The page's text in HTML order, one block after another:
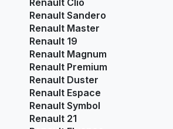
Renault Sandero
Renault Master
Renault 19
Renault Magnum
Renault Premium
Renault Duster
Renault Espace
Renault Symbol
Renault 21